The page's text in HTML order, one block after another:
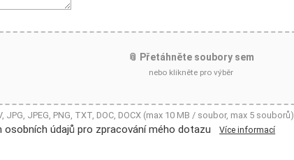
📎 Přetáhněte soubory sem
nebo klikněte pro výběr
JPG, JPEG, PNG, TXT, DOC, DOCX (max 10 MB / soubor, max 5 souborů)
osobních údajů pro zpracování mého dotazu Více informací